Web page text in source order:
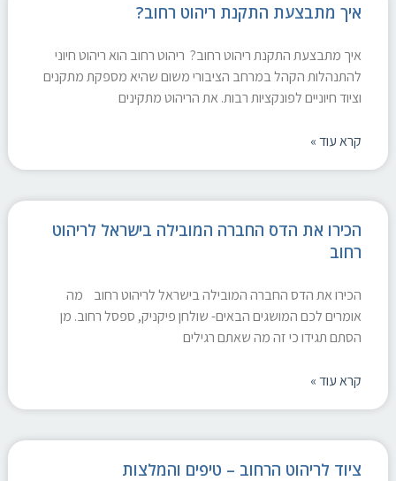
איך מתבצעת התקנת ריהוט רחוב?
איך מתבצעת התקנת ריהוט רחוב? ריהוט רחוב הוא ריהוט חיוני
להתנהלות הקהל במרחב הציבורי משום שהיא מספקת מתקנים
וציוד חיוניים לפונקציות רבות. את הריהוט מתקינים
קרא עוד »
הכירו את הדס החברה המובילה בישראל לריהוט
רחוב
הכירו את הדס החברה המובילה בישראל לריהוט רחוב מה
אומרים לכם המושגים הבאים- שולחן פיקניק, ספסל רחוב. מן
הסתם תגידו כי זה מה שאתם רגילים
קרא עוד »
ציוד לריהוט הרחוב – טיפים והמלצות